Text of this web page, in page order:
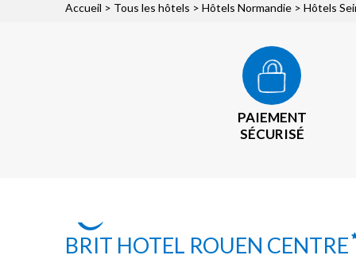
Accueil > Tous les hôtels > Hôtels Normandie > Hôtels
PAIEMENT
SÉCURISÉ
BRIT HOTEL ROUEN CENTRE